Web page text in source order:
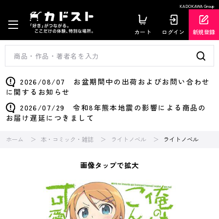
KADOKAWA Group
カート ログイン 新規登録
2026/08/07 お盆期間中の出荷およびお問い合わせ
に関するお知らせ
2026/07/29 令和8年熊本地震の影響による商品の
お届け遅延につきまして
ホーム 本・コミック・雑誌 ライトノベル ライトノベル
画像タップで拡大